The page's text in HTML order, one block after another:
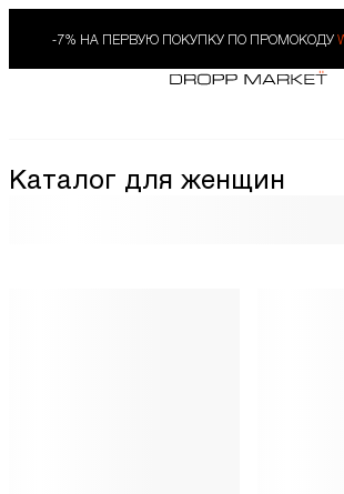
-7% НА ПЕРВУЮ ПОКУПКУ ПО ПРОМОКОДУ
Каталог для женщин